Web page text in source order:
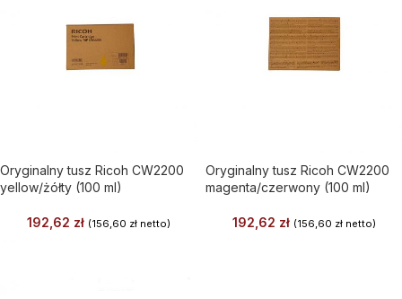
Oryginalny tusz Ricoh CW2200
yellow/żółty (100 ml)
192,62 zł (156,60 złnetto)
Oryginalny tusz Ricoh CW2200
magenta/czerwony (100 ml)
192,62 zł (156,60 złnetto)